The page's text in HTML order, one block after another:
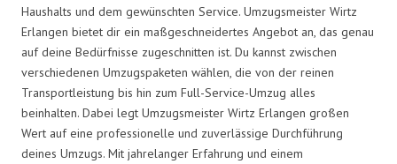
Haushalts und dem gewünschten Service. Umzugsmeister Wirtz
Erlangen bietet dir ein maßgeschneidertes Angebot an, das genau
auf deine Bedürfnisse zugeschnitten ist. Du kannst zwischen
verschiedenen Umzugspaketen wählen, die von der reinen
Transportleistung bis hin zum Full-Service-Umzug alles
beinhalten. Dabei legt Umzugsmeister Wirtz Erlangen großen
Wert auf eine professionelle und zuverlässige Durchführung
deines Umzugs. Mit jahrelanger Erfahrung und einem